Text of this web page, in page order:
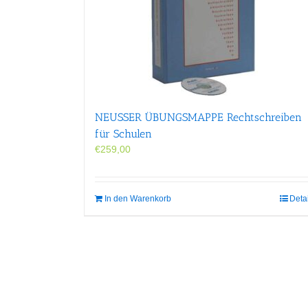
NEUSSER ÜBUNGS­MAPPE Rechtschreiben
für Schulen
€259,00
In den Warenkorb